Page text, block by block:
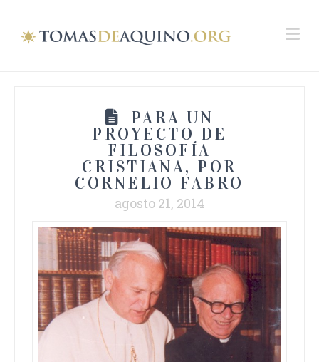
PARA UN
PROYECTO DE
FILOSOFÍA
CRISTIANA, POR
CORNELIO FABRO
agosto 21, 2014